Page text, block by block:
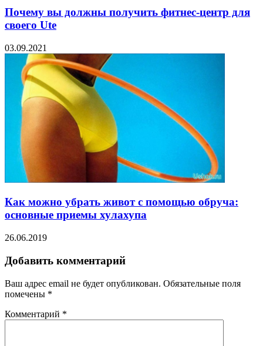
Почему вы должны получить фитнес-центр для
своего Ute
03.09.2021
Как можно убрать живот с помощью обруча:
основные приемы хулахупа
26.06.2019
Добавить комментарий
Ваш адрес email не будет опубликован. Обязательные поля
помечены *
Комментарий *